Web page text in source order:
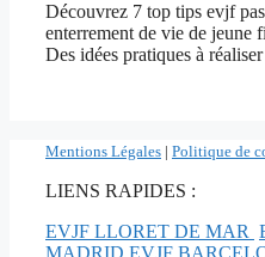
Découvrez 7 top tips evjf
enterrement de vie de jeune
Des idées pratiques à
Mentions Légales | Politique de
LIENS RAPIDES :
EVJF LLORET DE MAR